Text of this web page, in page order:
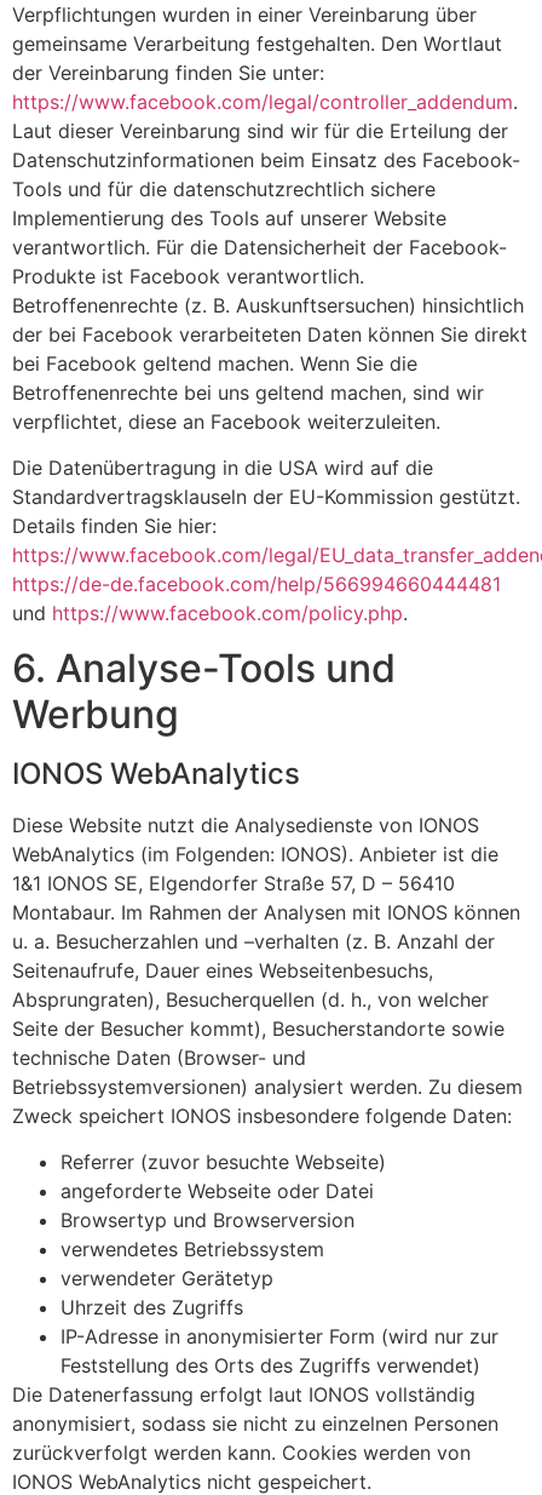
Verpflichtungen wurden in einer Vereinbarung über
gemeinsame Verarbeitung festgehalten. Den Wortlaut
der Vereinbarung finden Sie unter:
https://www.facebook.com/legal/controller_addendum.
Laut dieser Vereinbarung sind wir für die Erteilung der
Datenschutzinformationen beim Einsatz des Facebook-
Tools und für die datenschutzrechtlich sichere
Implementierung des Tools auf unserer Website
verantwortlich. Für die Datensicherheit der Facebook-
Produkte ist Facebook verantwortlich.
Betroffenenrechte (z. B. Auskunftsersuchen) hinsichtlich
der bei Facebook verarbeiteten Daten können Sie direkt
bei Facebook geltend machen. Wenn Sie die
Betroffenenrechte bei uns geltend machen, sind wir
verpflichtet, diese an Facebook weiterzuleiten.
Die Datenübertragung in die USA wird auf die
Standardvertragsklauseln der EU-Kommission gestützt.
Details finden Sie hier:
https://www.facebook.com/legal/
https://de-de.facebook.com/help/566994660444481
und https://www.facebook.com/policy.php.
6. Analyse-Tools und
Werbung
IONOS WebAnalytics
Diese Website nutzt die Analysedienste von IONOS
WebAnalytics (im Folgenden: IONOS). Anbieter ist die
1&1 IONOS SE, Elgendorfer Straße 57, D – 56410
Montabaur. Im Rahmen der Analysen mit IONOS können
u. a. Besucherzahlen und –verhalten (z. B. Anzahl der
Seitenaufrufe, Dauer eines Webseitenbesuchs,
Absprungraten), Besucherquellen (d. h., von welcher
Seite der Besucher kommt), Besucherstandorte sowie
technische Daten (Browser- und
Betriebssystemversionen) analysiert werden. Zu diesem
Zweck speichert IONOS insbesondere folgende Daten:
Referrer (zuvor besuchte Webseite)
angeforderte Webseite oder Datei
Browsertyp und Browserversion
verwendetes Betriebssystem
verwendeter Gerätetyp
Uhrzeit des Zugriffs
IP-Adresse in anonymisierter Form (wird nur zur
Feststellung des Orts des Zugriffs verwendet)
Die Datenerfassung erfolgt laut IONOS vollständig
anonymisiert, sodass sie nicht zu einzelnen Personen
zurückverfolgt werden kann. Cookies werden von
IONOS WebAnalytics nicht gespeichert.